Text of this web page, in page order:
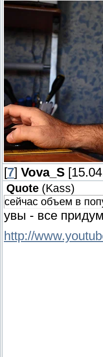
[7] Vova_S
Quote ( Kass)
сейчас объем в
увы - все
http://